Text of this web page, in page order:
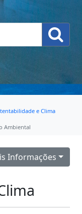
e Clima
Ambiental
Informações